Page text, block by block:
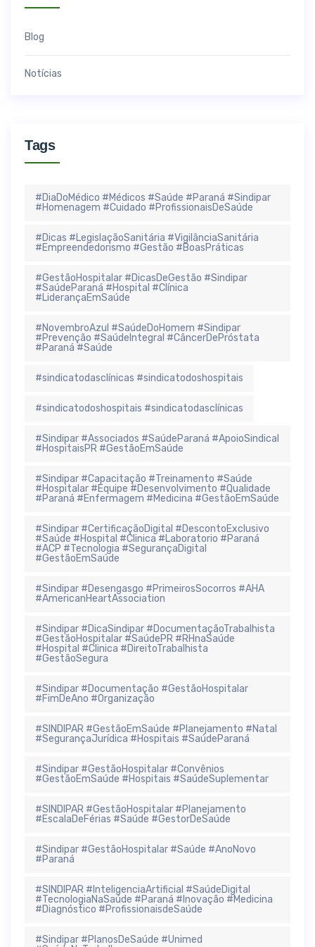
Blog
Notícias
Tags
#DiaDoMédico #Médicos #Saúde #Paraná #Sindipar
#Homenagem #Cuidado #ProfissionaisDeSaúde
#Dicas #LegislaçãoSanitária #VigilânciaSanitária
#Empreendedorismo #Gestão #BoasPráticas
#GestãoHospitalar #DicasDeGestão #Sindipar
#SaúdeParaná #Hospital #Clínica
#LiderançaEmSaúde
#NovembroAzul #SaúdeDoHomem #Sindipar
#Prevenção #SaúdeIntegral #CâncerDePróstata
#Paraná #Saúde
#sindicatodasclínicas #sindicatodoshospitais
#sindicatodoshospitais #sindicatodasclínicas
#Sindipar #Associados #SaúdeParaná #ApoioSindical
#HospitaisPR #GestãoEmSaúde
#Sindipar #Capacitação #Treinamento #Saúde
#Hospitalar #Equipe #Desenvolvimento #Qualidade
#Paraná #Enfermagem #Medicina #GestãoEmSaúde
#Sindipar #CertificaçãoDigital #DescontoExclusivo
#Saúde #Hospital #Clinica #Laboratorio #Paraná
#ACP #Tecnologia #SegurançaDigital
#GestãoEmSaúde
#Sindipar #Desengasgo #PrimeirosSocorros #AHA
#AmericanHeartAssociation
#Sindipar #DicaSindipar #DocumentaçãoTrabalhista
#GestãoHospitalar #SaúdePR #RHnaSaúde
#Hospital #Clinica #DireitoTrabalhista
#GestãoSegura
#Sindipar #Documentação #GestãoHospitalar
#FimDeAno #Organização
#SINDIPAR #GestãoEmSaúde #Planejamento #Natal
#SegurançaJurídica #Hospitais #SaúdeParaná
#Sindipar #GestãoHospitalar #Convênios
#GestãoEmSaúde #Hospitais #SaúdeSuplementar
#SINDIPAR #GestãoHospitalar #Planejamento
#EscalaDeFérias #Saúde #GestorDeSaúde
#Sindipar #GestãoHospitalar #Saúde #AnoNovo
#Paraná
#SINDIPAR #InteligenciaArtificial #SaúdeDigital
#TecnologiaNaSaúde #Paraná #Inovação #Medicina
#Diagnóstico #ProfissionaisdeSaúde
#Sindipar #PlanosDeSaúde #Unimed